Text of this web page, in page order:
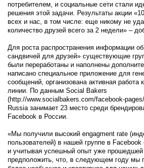
потребителем, и социальные сети стали
решения этой задачи. Результаты акции
всех и нас, в том числе: еще никому не
количество друзей всего за 2 недели» –
Для роста распространения информации
сандвичей для друзей» существующие
были переработаны и наполнены
написано специальное приложение для
сообщений, организована активная работа
линии. По данным Social Bakers
(http://www.socialbakers.com/facebook-
Russia занимает 23 место среди
Facebook в России.
«Мы получили высокий engagment rate
пользователей) в нашей группе в
и учитывая успешный опыт уже
предположить, что, в следующем году мы